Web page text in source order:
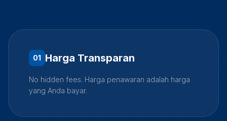
01 Harga Transparan
No hidden fees. Harga penawaran adalah harga
yang Anda bayar.